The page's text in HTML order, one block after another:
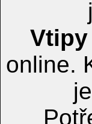
online.